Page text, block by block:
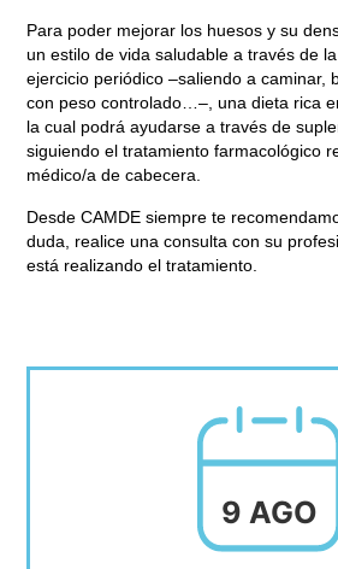
Para poder mejorar los huesos y su
un estilo de vida saludable a través de la
ejercicio periódico –saliendo a caminar,
con peso controlado…–,una dieta rica
la cual podrá ayudarse a través de
siguiendo el tratamiento farmacológico
médico/a de cabecera.
Desde CAMDE siempre te
duda, realice una consulta con su
está realizando el tratamiento.
9 AGO